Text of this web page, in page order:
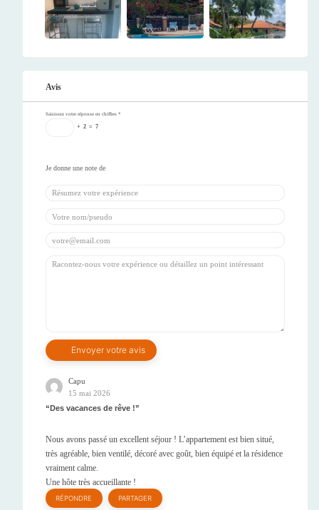
Avis
Saisissez votre réponse en chiffres *
+ 2 = 7
Capu
15 mai 2026
Des vacances de rêve !
Nous avons passé un excellent séjour ! L’appartement est bien situé,
très agréable, bien ventilé, décoré avec goût, bien équipé et la résidence
vraiment calme.
Une hôte très accueillante !
RÉPONDRE PARTAGER